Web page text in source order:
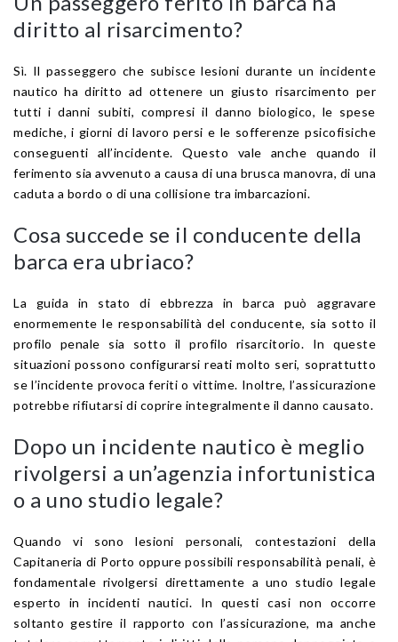
diritto al risarcimento?
Sì. Il passeggero che subisce lesioni durante un incidente
nautico ha diritto ad ottenere un giusto risarcimento per
tutti i danni subiti, compresi il danno biologico, le spese
mediche, i giorni di lavoro persi e le sofferenze psicofisiche
conseguenti all’incidente. Questo vale anche quando il
ferimento sia avvenuto a causa di una brusca manovra, di una
caduta a bordo o di una collisione tra imbarcazioni.
Cosa succede se il conducente della
barca era ubriaco?
La guida in stato di ebbrezza in barca può aggravare
enormemente le responsabilità del conducente, sia sotto il
profilo penale sia sotto il profilo risarcitorio. In queste
situazioni possono configurarsi reati molto seri, soprattutto
se l’incidente provoca feriti o vittime. Inoltre, l’assicurazione
potrebbe rifiutarsi di coprire integralmente il danno causato.
Dopo un incidente nautico è meglio
rivolgersi a un’agenzia infortunistica
o a uno studio legale?
Quando vi sono lesioni personali, contestazioni della
Capitaneria di Porto oppure possibili responsabilità penali, è
fondamentale rivolgersi direttamente a uno studio legale
esperto in incidenti nautici. In questi casi non occorre
soltanto gestire il rapporto con l’assicurazione, ma anche